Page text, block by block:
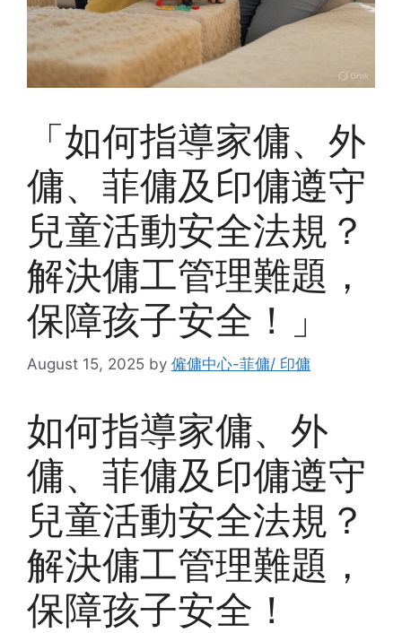
「如何指導家傭、外
傭、菲傭及印傭遵守
兒童活動安全法規？
解決傭工管理難題，
保障孩子安全！」
August 15, 2025 by 僱傭中心-菲傭/ 印傭
如何指導家傭、外
傭、菲傭及印傭遵守
兒童活動安全法規？
解決傭工管理難題，
保障孩子安全！